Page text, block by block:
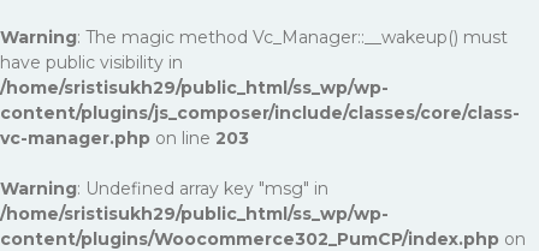
Warning: The magic method Vc_Manager::__wakeup() must
have public visibility in
/home/sristisukh29/public_html/ss_wp/wp-
content/plugins/js_composer/include/classes/core/class-
vc-manager.php on line 203
Warning: Undefined array key "msg" in
/home/sristisukh29/public_html/ss_wp/wp-
content/plugins/Woocommerce302_PumCP/index.php on